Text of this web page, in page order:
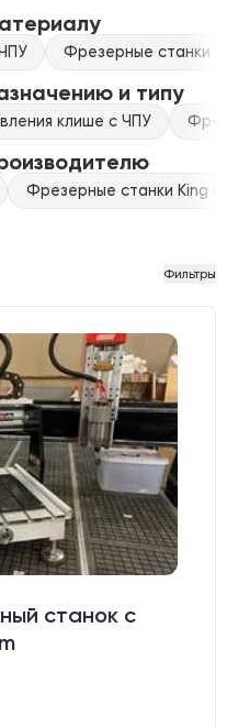
Фрезерные станки
и типу
клише с ЧПУ
Фрезерные станки King
Фильтры
станок с